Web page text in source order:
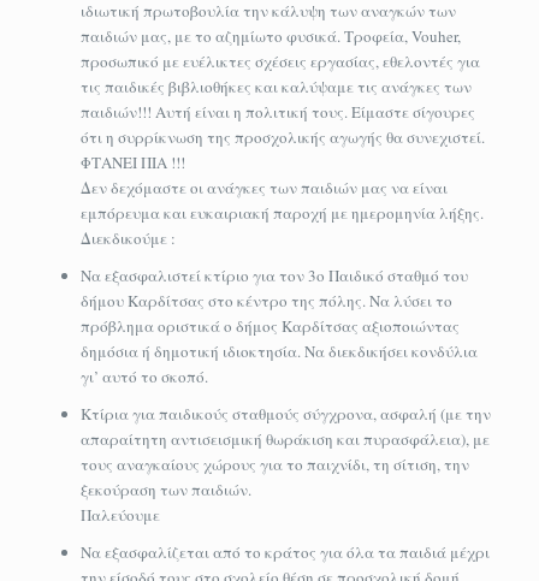
ιδιωτική πρωτοβουλία την κάλυψη των αναγκών των
παιδιών μας, με το αζημίωτο φυσικά. Τροφεία, Vouher,
προσωπικό με ευέλικτες σχέσεις εργασίας, εθελοντές για
τις παιδικές βιβλιοθήκες και καλύψαμε τις ανάγκες των
παιδιών!!! Αυτή είναι η πολιτική τους. Είμαστε σίγουρες
ότι η συρρίκνωση της προσχολικής αγωγής θα συνεχιστεί.
ΦΤΑΝΕΙ ΠΙΑ !!!
Δεν δεχόμαστε οι ανάγκες των παιδιών μας να είναι
εμπόρευμα και ευκαιριακή παροχή με ημερομηνία λήξης.
Διεκδικούμε :
Να εξασφαλιστεί κτίριο για τον 3ο Παιδικό σταθμό του
δήμου Καρδίτσας στο κέντρο της πόλης. Να λύσει το
πρόβλημα οριστικά ο δήμος Καρδίτσας αξιοποιώντας
δημόσια ή δημοτική ιδιοκτησία. Να διεκδικήσει κονδύλια
γι’ αυτό το σκοπό.
Κτίρια για παιδικούς σταθμούς σύγχρονα, ασφαλή (με την
απαραίτητη αντισεισμική θωράκιση και πυρασφάλεια), με
τους αναγκαίους χώρους για το παιχνίδι, τη σίτιση, την
ξεκούραση των παιδιών.
Παλεύουμε
Να εξασφαλίζεται από το κράτος για όλα τα παιδιά μέχρι